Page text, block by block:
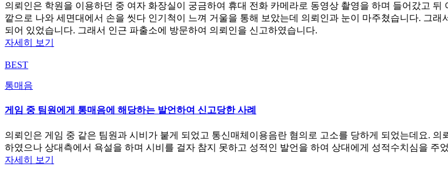
의뢰인은 학원을 이용하던 중 여자 화장실이 궁금하여 휴대 전화 카메라로 동영상 촬영을 하며 들어갔고
깥으로 나와 세면대에서 손을 씻다 인기척이 느껴 거울을 통해 보았는데 의뢰인과 눈이 마주쳤습니다. 그
되어 있었습니다. 그래서 인근 파출소에 방문하여 의뢰인을 신고하였습니다.
자세히 보기
BEST
통매음
게임 중 팀원에게 통매음에 해당하는 발언하여 신고당한 사례
의뢰인은 게임 중 같은 팀원과 시비가 붙게 되었고 통신매체이용음란 혐의로 고소를 당하게 되었는데요.
하였으나 상대측에서 욕설을 하며 시비를 걸자 참지 못하고 성적인 발언을 하여 상대에게 성적수치심을 주
자세히 보기